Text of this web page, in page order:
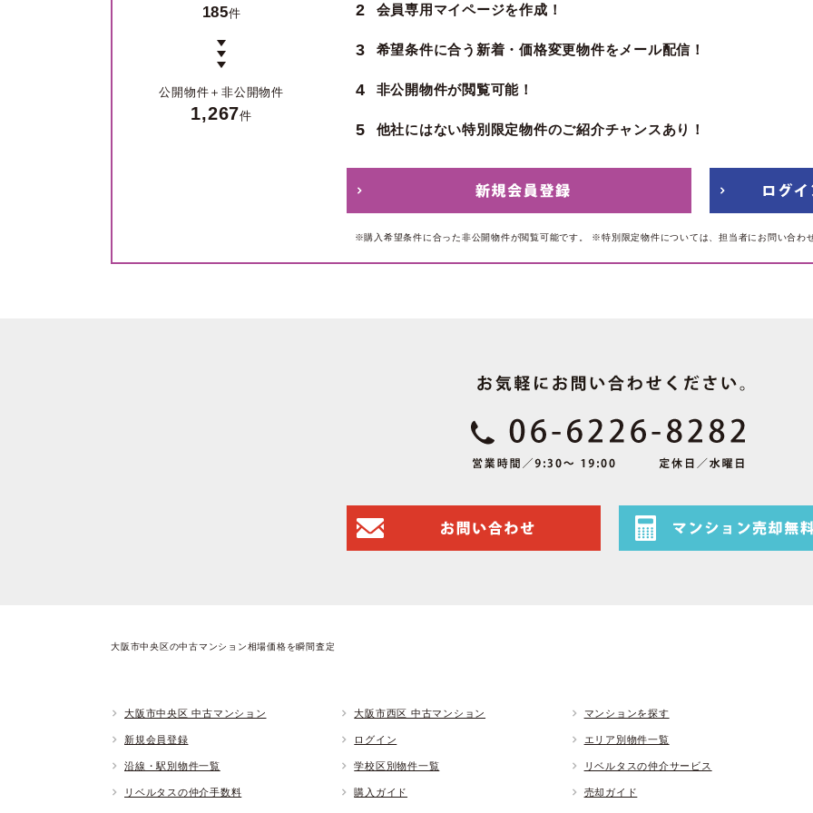
185件
公開物件＋ 非公開物件
1,267件
2 会員専用マイページを作成！
3 希望条件に合う新着・価格変更物件をメール配信！
4 非公開物件が閲覧可能！
5 他社にはない特別限定物件のご紹介チャンスあり！
※購入希望条件に合った非公開物件が閲覧可能です。 ※特別限定物件については、担当者にお問い合わ
大阪市中央区の中古マンション相場価格を瞬間査定
大阪市中央区 中古マンション 大阪市西区 中古マンション マンションを探す
新規会員登録 ログイン エリア別物件一覧
沿線・駅別物件一覧 学校区別物件一覧 リベルタスの仲介サービス
リベルタスの仲介手数料 購入ガイド 売却ガイド